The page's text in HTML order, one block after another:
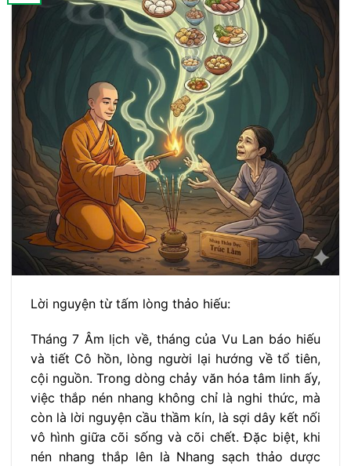
Lời nguyện từ tấm lòng thảo hiếu:
Tháng 7 Âm lịch về, tháng của Vu Lan báo hiếu
và tiết Cô hồn, lòng người lại hướng về tổ tiên,
cội nguồn. Trong dòng chảy văn hóa tâm linh ấy,
việc thắp nén nhang không chỉ là nghi thức, mà
còn là lời nguyện cầu thầm kín, là sợi dây kết nối
vô hình giữa cõi sống và cõi chết. Đặc biệt, khi
nén nhang thắp lên là Nhang sạch thảo dược